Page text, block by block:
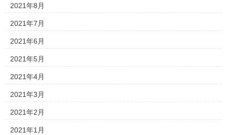
2021年8月
2021年7月
2021年6月
2021年5月
2021年4月
2021年3月
2021年2月
2021年1月